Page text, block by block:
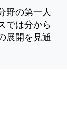
野の第一人
では分から
展開を見通